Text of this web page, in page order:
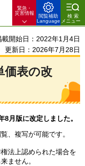
緊急・
災害情報
閲覧補助
Language
検索
メニュー
載開始日：2022年1月4日
更新日：2026年7月28日
価表の改
月版に改定しました。
、複写が可能です。
法上認められた場合を
ません。